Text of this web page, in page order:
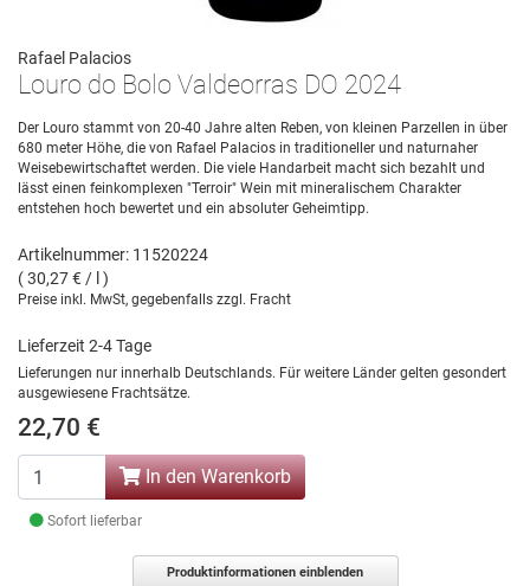
Rafael Palacios
Louro do Bolo Valdeorras DO 2024
Der Louro stammt von 20-40 Jahre alten Reben, von kleinen Parzellen in über
680 meter Höhe, die von Rafael Palacios in traditioneller und naturnaher
Weisebewirtschaftet werden. Die viele Handarbeit macht sich bezahlt und
lässt einen feinkomplexen "Terroir" Wein mit mineralischem Charakter
entstehen hoch bewertet und ein absoluter Geheimtipp.
Artikelnummer: 11520224
( 30,27 € / l )
Preise inkl. MwSt, gegebenfalls zzgl. Fracht
Lieferzeit 2-4 Tage
Lieferungen nur innerhalb Deutschlands. Für weitere Länder gelten gesondert
ausgewiesene Frachtsätze.
22,70 €
In den Warenkorb
Sofort lieferbar
Produktinformationen einblenden